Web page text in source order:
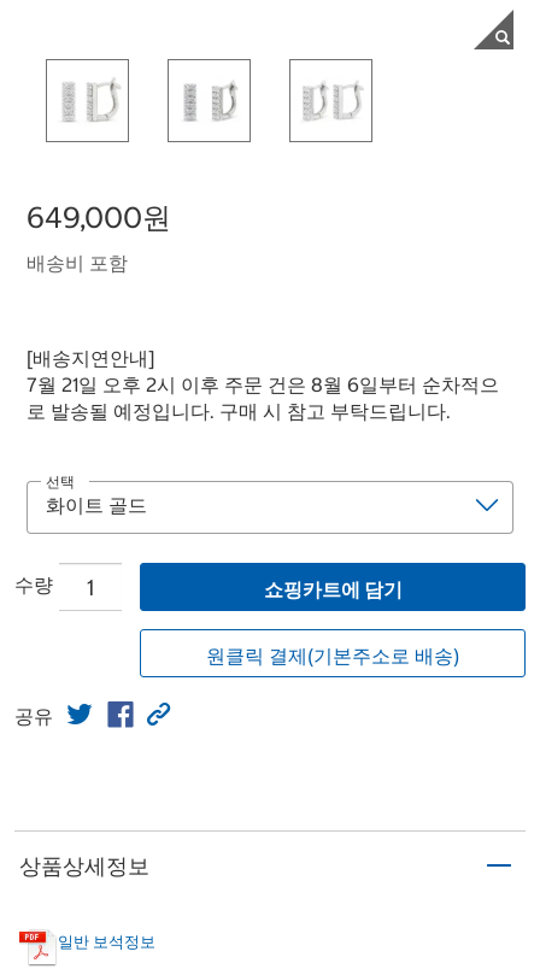
649,000원
배송비 포함
[배송지연안내]
7월 21일 오후 2시 이후 주문 건은 8월 6일부터 순차적으
로 발송될 예정입니다. 구매 시 참고 부탁드립니다.
선택
수량 쇼핑카트에 담기
원클릭 결제(기본주소로 배송)
공유
상품상세정보
일반 보석정보